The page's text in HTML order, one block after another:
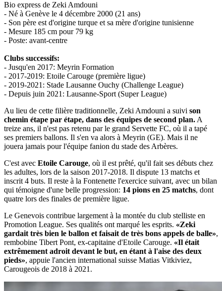
Bio express de Zeki Amdouni
- Né à Genève le 4 décembre 2000 (21 ans)
- Son père est d'origine turque et sa mère d'origine tunisienne
- Mesure 185 cm pour 79 kg
- Poste: avant-centre
Clubs successifs:
- Jusqu'en 2017: Meyrin Formation
- 2017-2019: Etoile Carouge (première ligue)
- 2019-2021: Stade Lausanne Ouchy (Challenge League)
- Depuis juin 2021: Lausanne-Sport (Super League)
Au lieu de cette filière traditionnelle, Zeki Amdouni a suivi son
chemin étape par étape, dans des équipes de second plan. A
treize ans, il n'est pas retenu par le grand Servette FC, où il a tapé
ses premiers ballons. Il s'en va alors à Meyrin (GE). Mais il ne
jouera jamais pour l'équipe fanion du stade des Arbères.
C'est avec Etoile Carouge, où il est prêté, qu'il fait ses débuts chez
les adultes, lors de la saison 2017-2018. Il dispute 13 matchs et
inscrit 4 buts. Il reste à la Fontenette l'exercice suivant, avec un bilan
qui témoigne d'une belle progression: 14 pions en 25 matchs, dont
quatre lors des finales de première ligue.
Le Genevois contribue largement à la montée du club stelliste en
Promotion League. Ses qualités ont marqué les esprits. «Zeki
gardait très bien le ballon et faisait de très bons appels de balle»,
rembobine Tibert Pont, ex-capitaine d'Etoile Carouge. «Il était
extrêmement adroit devant le but, en étant à l'aise des deux
pieds», appuie l'ancien international suisse Matias Vitkiviez,
Carougeois de 2018 à 2021.